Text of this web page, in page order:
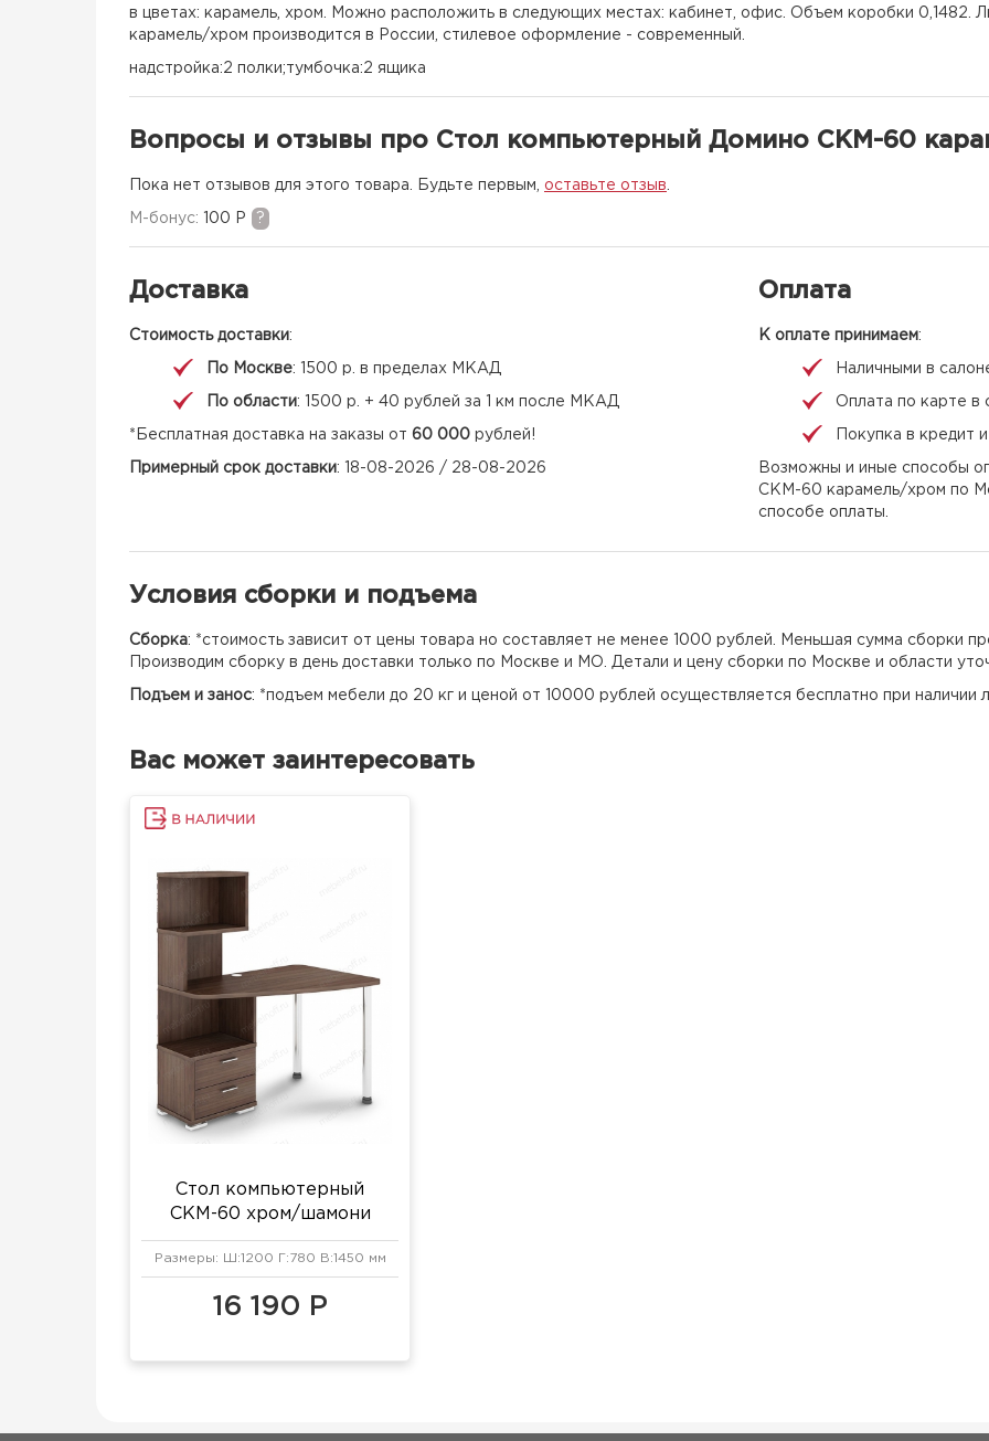
в цветах: карамель, хром. Можно расположить в следующих местах: кабинет, офис. Объем коробки 0,1482.
карамель/хром производится в России, стилевое оформление - современный.
надстройка:2 полки;тумбочка:2 ящика
Вопросы и отзывы про Стол компьютерный Домино СКМ-60
Пока нет отзывов для этого товара. Будьте первым, оставьте отзыв
M-бонус: 100 Р ?
Доставка
Стоимость доставки:
По Москве: 1500 р. в пределах МКАД
По области: 1500 р. + 40 рублей за 1 км после МКАД
*Бесплатная доставка на заказы от 60 000 рублей!
Примерный срок доставки: 18-08-2026 / 28-08-2026
Оплата
К оплате принимаем:
Наличными в
Оплата по карте в
Покупка в кредит
Возможны и иные способы
СКМ-60 карамель/хром по
способе оплаты.
Условия сборки и подъема
Сборка: *стоимость зависит от цены товара но составляет не менее 1000 рублей. Меньшая сумма сборки
Производим сборку в день доставки только по Москве и МО. Детали и цену сборки по Москве и области
Подъем и занос: *подъем мебели до 20 кг и ценой от 10000 рублей осуществляется бесплатно при наличии
Вас может заинтересовать
Стол компьютерный
СКМ-60 хром/шамони
Размеры: Ш:1200 Г:780 В:1450 мм
16 190 Р